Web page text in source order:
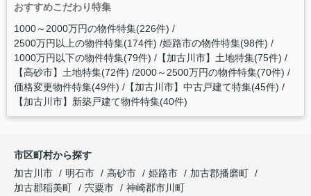
おすすめこだわり特集
1000～2000万円の物件特集(226件)
2500万円以上の物件特集(174件) 姫路市の物件特集(98件)
1000万円以下の物件特集(79件) 【加古川市】土地特集(75件)
【高砂市】土地特集(72件) 2000～2500万円の物件特集(70件)
価格変更物件特集(49件) 【加古川市】中古戸建て特集(45件)
【加古川市】新築戸建て物件特集(40件)
市区町村から探す
加古川市
明石市 高砂市 姫路市
加古郡播磨町
加古郡稲美町
宍粟市
神崎郡市川町